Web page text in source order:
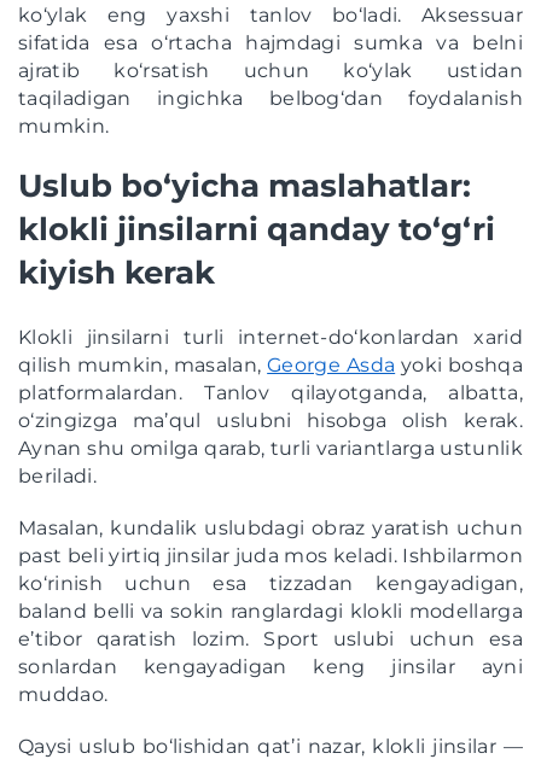
ko‘ylak eng yaxshi tanlov bo‘ladi. Aksessuar
sifatida esa o‘rtacha hajmdagi sumka va belni
ajratib ko‘rsatish uchun ko‘ylak ustidan
taqiladigan ingichka belbog‘dan foydalanish
mumkin.
Uslub bo‘yicha maslahatlar:
klokli jinsilarni qanday to‘g‘ri
kiyish kerak
Klokli jinsilarni turli internet-do‘konlardan xarid
qilish mumkin, masalan,George Asda yoki boshqa
platformalardan. Tanlov qilayotganda, albatta,
o‘zingizga ma’qul uslubni hisobga olish kerak.
Aynan shu omilga qarab, turli variantlarga ustunlik
beriladi.
Masalan, kundalik uslubdagi obraz yaratish uchun
past beli yirtiq jinsilar juda mos keladi. Ishbilarmon
ko‘rinish uchun esa tizzadan kengayadigan,
baland belli va sokin ranglardagi klokli modellarga
e’tibor qaratish lozim. Sport uslubi uchun esa
sonlardan kengayadigan keng jinsilar ayni
muddao.
Qaysi uslub bo‘lishidan qat’i nazar, klokli jinsilar —